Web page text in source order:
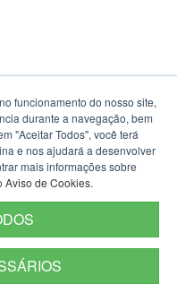
funcionamento do nosso site,
durante a navegação, bem
"Aceitar Todos", você terá
e nos ajudará a desenvolver
mais informações sobre
Aviso de Cookies.